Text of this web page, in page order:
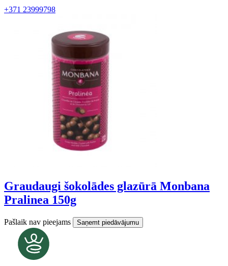
+371 23999798
Graudaugi šokolādes glazūrā Monbana
Pralinea 150g
Pašlaik nav pieejams Saņemt piedāvājumu